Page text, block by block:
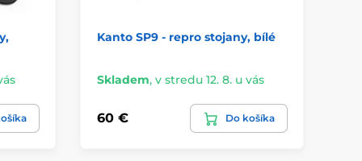
Kanto SP9 - repro stojany, bílé
Skladem, v stredu 12. 8. u vás
60 € Do košíka